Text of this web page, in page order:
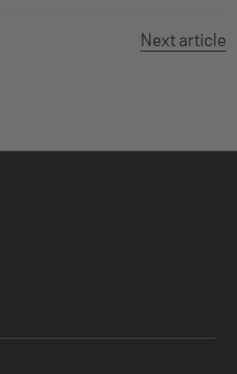
Next article